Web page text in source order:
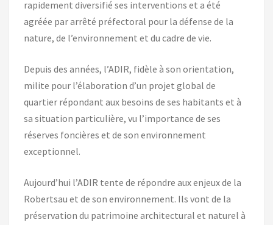
rapidement diversifié ses interventions et a été
agréée par arrêté préfectoral pour la défense de la
nature, de l’environnement et du cadre de vie.
Depuis des années, l’ADIR, fidèle à son orientation,
milite pour l’élaboration d’un projet global de
quartier répondant aux besoins de ses habitants et à
sa situation particulière, vu l’importance de ses
réserves foncières et de son environnement
exceptionnel.
Aujourd’hui l’ADIR tente de répondre aux enjeux de la
Robertsau et de son environnement. Ils vont de la
préservation du patrimoine architectural et naturel à